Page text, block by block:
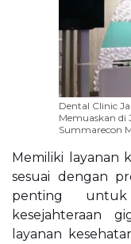
Dental Clinic
Memuaskan di
Summarecon
Memiliki layanan
sesuai dengan
penting
kesejahteraan
layanan